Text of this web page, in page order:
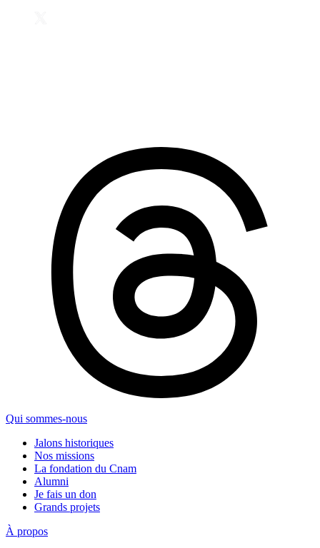
Qui sommes-nous
Jalons historiques
Nos missions
La fondation du Cnam
Alumni
Je fais un don
Grands projets
À propos